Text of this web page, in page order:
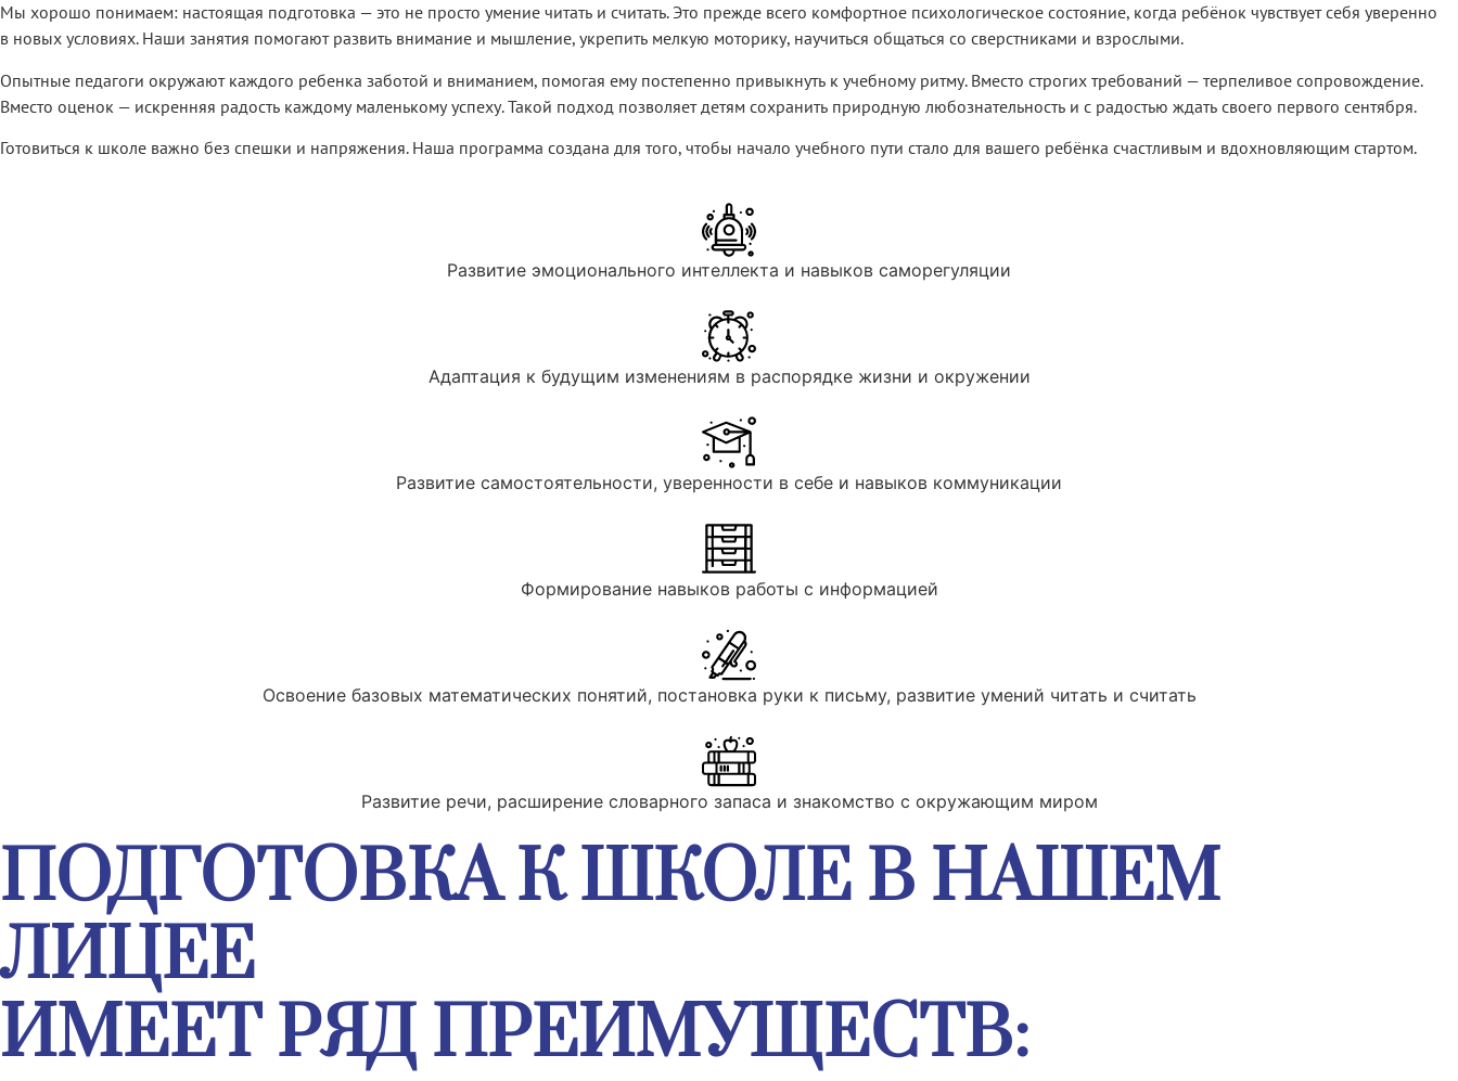
Мы хорошо понимаем: настоящая подготовка — это не просто умение читать и считать. Это прежде всего комфортное психологическое состояние, когда ребёнок чувствует себя уверенно
в новых условиях. Наши занятия помогают развить внимание и мышление, укрепить мелкую моторику, научиться общаться со сверстниками и взрослыми.
Опытные педагоги окружают каждого ребенка заботой и вниманием, помогая ему постепенно привыкнуть к учебному ритму. Вместо строгих требований — терпеливое сопровождение.
Вместо оценок — искренняя радость каждому маленькому успеху. Такой подход позволяет детям сохранить природную любознательность и с радостью ждать своего первого сентября.
Готовиться к школе важно без спешки и напряжения. Наша программа создана для того, чтобы начало учебного пути стало для вашего ребёнка счастливым и вдохновляющим стартом.
Развитие эмоционального интеллекта и навыков саморегуляции
Адаптация к будущим изменениям в распорядке жизни и окружении
Развитие самостоятельности, уверенности в себе и навыков коммуникации
Формирование навыков работы с информацией
Освоение базовых математических понятий, постановка руки к письму, развитие умений читать и считать
Развитие речи, расширение словарного запаса и знакомство с окружающим миром
ПОДГОТОВКА К ШКОЛЕ В НАШЕМ
ЛИЦЕЕ
ИМЕЕТ РЯД ПРЕИМУЩЕСТВ: